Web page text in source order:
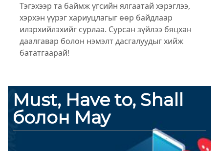
Тэгэхээр та баймж үгсийн ялгаатай хэрэглээ,
хэрхэн үүрэг хариуцлагыг өөр байдлаар
илэрхийлэхийг сурлаа. Сурсан зүйлээ бяцхан
даалгавар болон нэмэлт дасгалуудыг хийж
бататгаарай!